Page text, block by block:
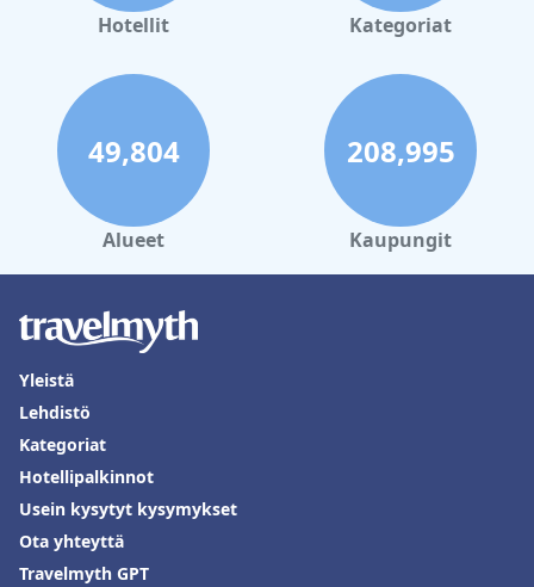
Hotellit Kategoriat
49,804
Alueet
208,995
Kaupungit
Yleistä
Lehdistö
Kategoriat
Hotellipalkinnot
Usein kysytyt kysymykset
Ota yhteyttä
Travelmyth GPT